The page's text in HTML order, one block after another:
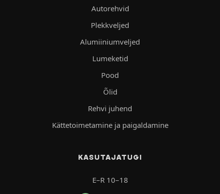
Autorehvid
Plekkveljed
Alumiiniumveljed
Lumeketid
Pood
Õlid
Rehvi juhend
Kättetoimetamine ja paigaldamine
KASUTAJATUGI
E–R 10–18